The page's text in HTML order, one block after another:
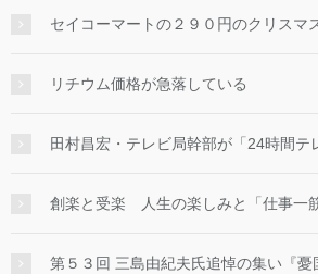
セイコーマートの２９０円のクリスマ
リチウム価格が急落している
田村昌宏・テレビ局幹部が「24時間テ
創楽と受楽 人生の楽しみと「仕事一筋
第５３回 三島由紀夫氏追悼の集い『憂